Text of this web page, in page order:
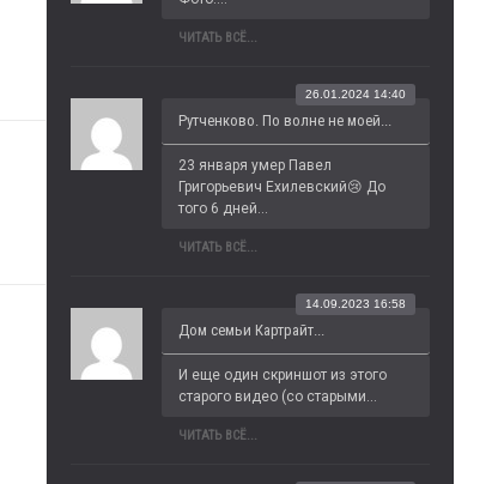
ЧИТАТЬ ВСЁ...
Рутченково. По волне не моей...
26.01.2024 14:40
23 января умер Павел
Григорьевич Ехилевский😢 До
того 6 дней...
ЧИТАТЬ ВСЁ...
Дом семьи Картрайт...
14.09.2023 16:58
И еще один скриншот из этого
старого видео (со старыми...
ЧИТАТЬ ВСЁ...